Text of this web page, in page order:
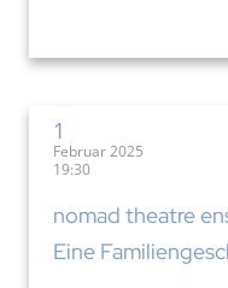
1
Februar 2025
19:30
nomad theatre
Eine